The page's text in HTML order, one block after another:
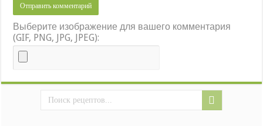
Выберите изображение для вашего комментария
(GIF, PNG, JPG, JPEG):